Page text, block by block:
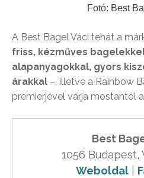
Fotó: Best
A Best Bagel Váci tehát a
friss, kézműves
alapanyagokkal, gyors
árakkal –, illetve a Rainbow
premierjével várja mostantól
Best
Weboldal |